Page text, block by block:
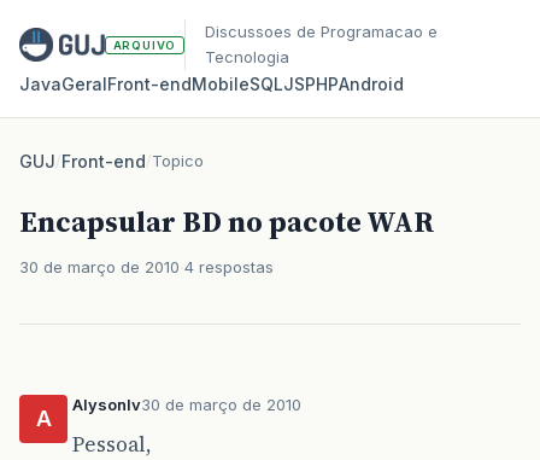
ARQUIVO
Discussoes de Programacao e
Tecnologia
JavaGeralFront‑endMobileSQLJSPHPAndroid
GUJ/Front-end/Topico
Encapsular BD no pacote WAR
30 de março de 2010 4 respostas
A
Alysonlv30 de março de 2010
Pessoal,